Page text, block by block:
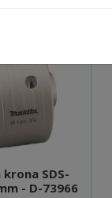
SDS-
- D-73966